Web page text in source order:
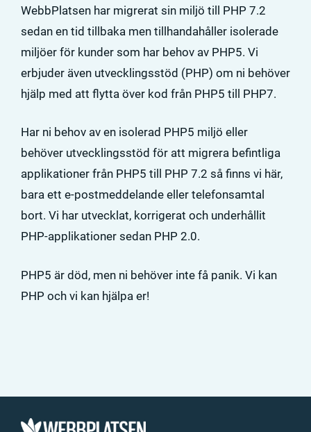
WebbPlatsen har migrerat sin miljö till PHP 7.2
sedan en tid tillbaka men tillhandahåller isolerade
miljöer för kunder som har behov av PHP5. Vi
erbjuder även utvecklingsstöd (PHP) om ni behöver
hjälp med att flytta över kod från PHP5 till PHP7.
Har ni behov av en isolerad PHP5 miljö eller
behöver utvecklingsstöd för att migrera befintliga
applikationer från PHP5 till PHP 7.2 så finns vi här,
bara ett e-postmeddelande eller telefonsamtal
bort. Vi har utvecklat, korrigerat och underhållit
PHP-applikationer sedan PHP 2.0.
PHP5 är död, men ni behöver inte få panik. Vi kan
PHP och vi kan hjälpa er!